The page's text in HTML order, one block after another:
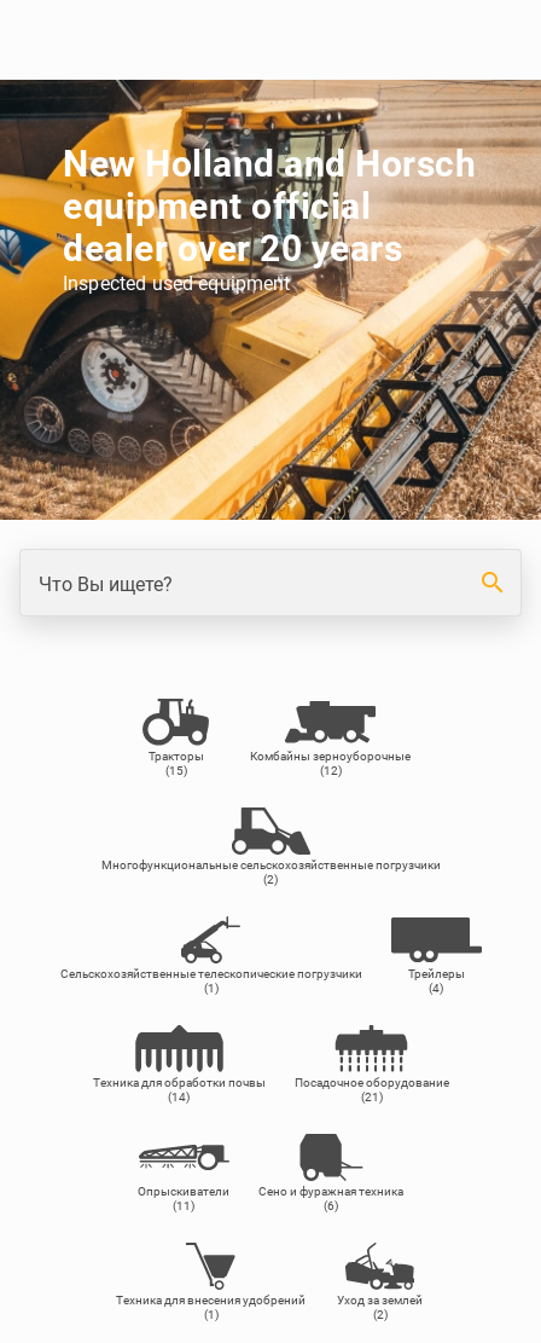
New Holland and Horsch
equipment official
dealer over 20 years
Inspected used equipment
Что Вы ищете? search
Тракторы
(15)
Комбайны зерноуборочные
(12)
Многофункциональные сельскохозяйственные погрузчики
(2)
Сельскохозяйственные телескопические погрузчики
(1)
Трейлеры
(4)
Техника для обработки почвы
(14)
Посадочное оборудование
(21)
Опрыскиватели
(11)
Сено и фуражная техника
(6)
Техника для внесения удобрений
(1)
Уход за землей
(2)